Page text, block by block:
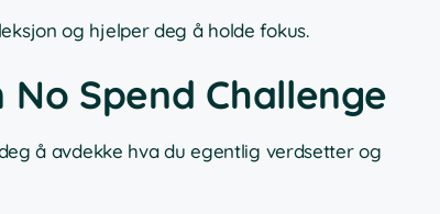
og hjelper deg å holde fokus.
Spend Challenge
å avdekke hva du egentlig verdsetter og